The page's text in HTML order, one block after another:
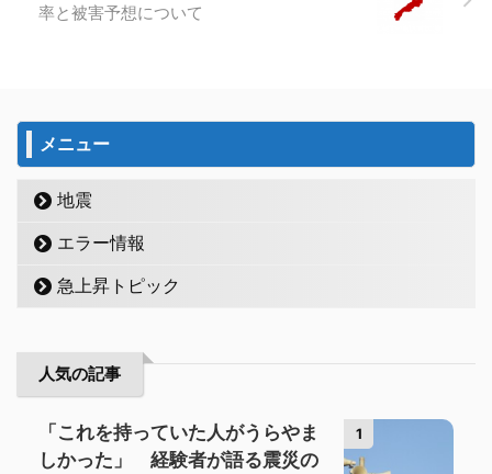
率と被害予想について
メニュー
地震
エラー情報
急上昇トピック
人気の記事
1
「これを持っていた人がうらやま
しかった」 経験者が語る震災の